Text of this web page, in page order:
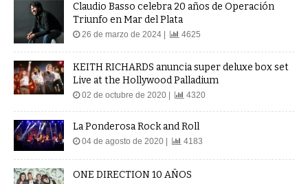
Claudio Basso celebra 20 años de Operación
Triunfo en Mar del Plata
26 de marzo de 2024 | 4625
KEITH RICHARDS anuncia super deluxe box set
Live at the Hollywood Palladium
02 de octubre de 2020 | 4320
La Ponderosa Rock and Roll
04 de agosto de 2020 | 4183
ONE DIRECTION 10 AÑOS